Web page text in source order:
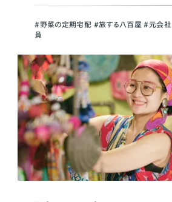
＃野菜の定期宅配 ＃旅する八百屋 ＃元会社
員